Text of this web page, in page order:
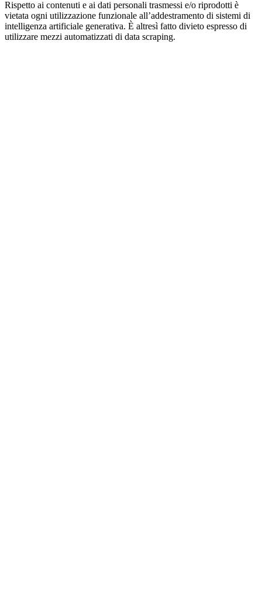
Rispetto ai contenuti e ai dati personali trasmessi e/o riprodotti è
vietata ogni utilizzazione funzionale all’addestramento di sistemi di
intelligenza artificiale generativa. È altresì fatto divieto espresso di
utilizzare mezzi automatizzati di data scraping.